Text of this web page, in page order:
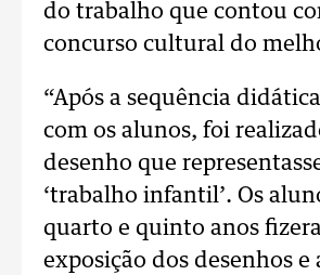
do trabalho que contou
concurso cultural do
“Após a sequência
com os alunos, foi
desenho que
‘trabalho infantil’. Os
quarto e quinto anos
exposição dos desenhos e